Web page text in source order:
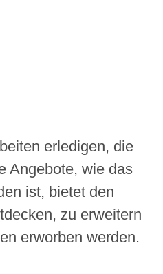
erledigen, die
Angebote, wie das
ist, bietet den
zu erweitern
erworben werden.